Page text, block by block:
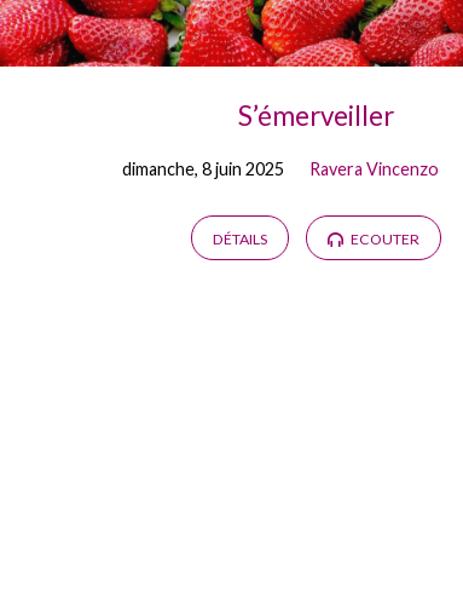
S’émerveiller
dimanche, 8 juin 2025 Ravera Vincenzo
DÉTAILS ECOUTER